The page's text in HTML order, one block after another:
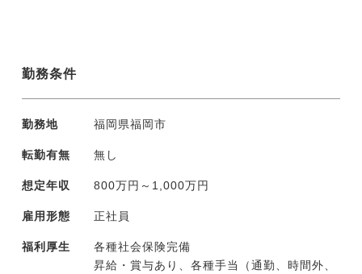
勤務条件
勤務地 福岡県福岡市
転勤有無 無し
想定年収 800万円～1,000万円
雇用形態 正社員
福利厚生
各種社会保険完備
昇給・賞与あり、各種手当（通勤、時間外、